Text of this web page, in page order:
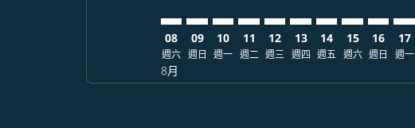
08
週六
8月
09
週日
10
週一
11
週二
12
週三
13
週四
14
週五
15
週六
16
週日
17
週一